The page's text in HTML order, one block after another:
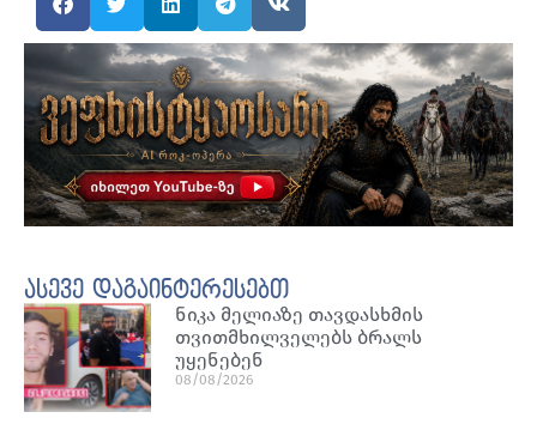
ასევე დაგაინტერესებთ
ნიკა მელიაზე თავდასხმის
თვითმხილველებს ბრალს
უყენებენ
08/08/2026